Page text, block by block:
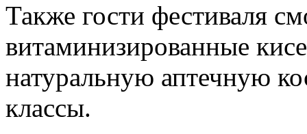
Также гости фестиваля
витаминизированные
натуральную аптечную
классы.